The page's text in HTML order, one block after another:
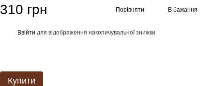
310 грн Порівняти В бажання
Ввійти для відображення накопичувальної знижки
Купити